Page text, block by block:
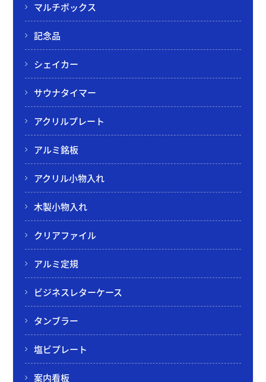
マルチボックス
記念品
シェイカー
サウナタイマー
アクリルプレート
アルミ銘板
アクリル小物入れ
木製小物入れ
クリアファイル
アルミ定規
ビジネスレターケース
タンブラー
塩ビプレート
案内看板